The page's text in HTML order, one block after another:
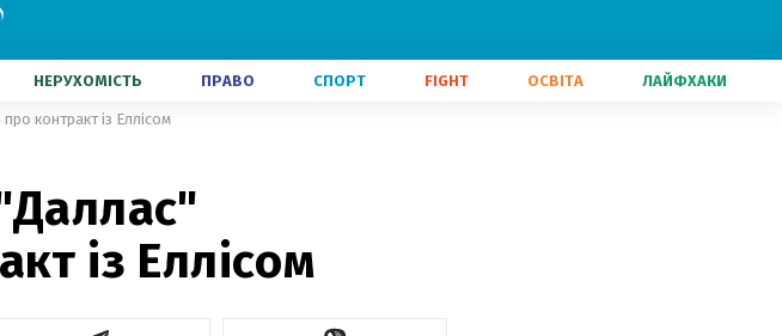
НЕРУХОМІСТЬ ПРАВО СПОРТ FIGHT ОСВІТА ЛАЙФХАКИ
контракт із Еллісом
із Еллісом